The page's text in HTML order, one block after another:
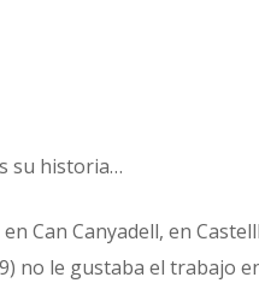
su historia…
en Can Canyadell, en
no le gustaba el trabajo